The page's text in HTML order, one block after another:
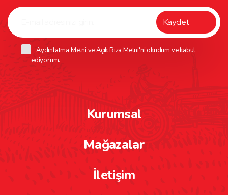
Aydınlatma Metni veAçık Rıza Metni'ni okudum ve kabul
ediyorum.
Kurumsal
Mağazalar
İletişim